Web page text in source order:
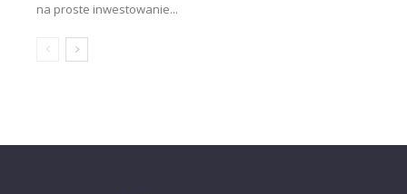
na proste inwestowanie...